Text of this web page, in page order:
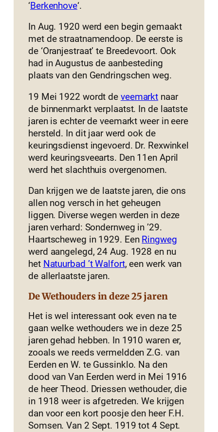
‘Berkenhove‘.
In Aug. 1920 werd een begin gemaakt
met de straatnamendoop. De eerste is
de ‘Oranjestraat’ te Breedevoort. Ook
had in Augustus de aanbesteding
plaats van den Gendringschen weg.
19 Mei 1922 wordt de veemarkt naar
de binnenmarkt verplaatst. In de laatste
jaren is echter de veemarkt weer in eere
hersteld. In dit jaar werd ook de
keuringsdienst ingevoerd. Dr. Rexwinkel
werd keuringsveearts. Den 11en April
werd het slachthuis overgenomen.
Dan krijgen we de laatste jaren, die ons
allen nog versch in het geheugen
liggen. Diverse wegen werden in deze
jaren verhard: Sondernweg in ’29.
Haartscheweg in 1929. Een Ringweg
werd aangelegd, 24 Aug. 1928 en nu
het Natuurbad ’t Walfort, een werk van
de allerlaatste jaren.
De Wethouders in deze 25 jaren
Het is wel interessant ook even na te
gaan welke wethouders we in deze 25
jaren gehad hebben. In 1910 waren er,
zooals we reeds vermeldden Z.G. van
Eerden en W. te Gussinklo. Na den
dood van Van Eerden werd in Mei 1916
de heer Theod. Driessen wethouder, die
in 1918 weer is afgetreden. We krijgen
dan voor een kort poosje den heer F.H.
Somsen. Van 2 Sept. 1919 tot 4 Sept.